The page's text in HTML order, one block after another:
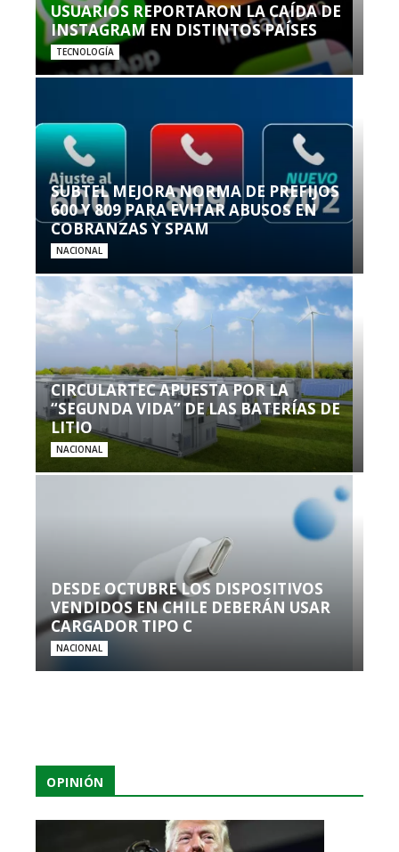
USUARIOS REPORTARON LA CAÍDA DE
INSTAGRAM EN DISTINTOS PAÍSES
TECNOLOGÍA
SUBTEL MEJORA NORMA DE PREFIJOS
600 Y 809 PARA EVITAR ABUSOS EN
COBRANZAS Y SPAM
NACIONAL
CIRCULARTEC APUESTA POR LA
“SEGUNDA VIDA” DE LAS BATERÍAS DE
LITIO
NACIONAL
DESDE OCTUBRE LOS DISPOSITIVOS
VENDIDOS EN CHILE DEBERÁN USAR
CARGADOR TIPO C
NACIONAL
OPINIÓN